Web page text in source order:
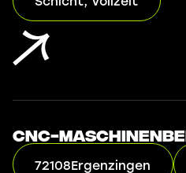
CNC-
72108Ergenzingen